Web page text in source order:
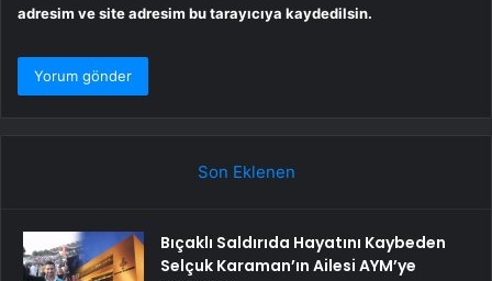
adresim ve site adresim bu tarayıcıya kaydedilsin.
Son Eklenen
Bıçaklı Saldırıda Hayatını Kaybeden
Selçuk Karaman’ın Ailesi AYM’ye